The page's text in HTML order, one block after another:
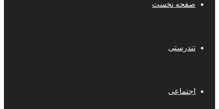
صفحه نخست
تندرستی
اجتماعی